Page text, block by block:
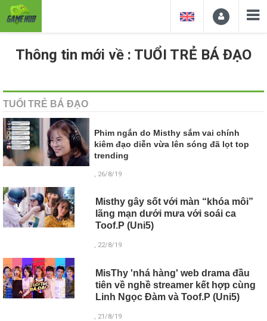
Thông tin mới về : TUỔI TRẺ BÁ ĐẠO
TUỔI TRẺ BÁ ĐẠO
Phim ngắn do Misthy sắm vai chính
kiêm đạo diễn vừa lên sóng đã lọt top
trending
, 26/8/19
Misthy gây sốt với màn “khóa môi”
lãng mạn dưới mưa với soái ca
Toof.P (Uni5)
, 22/8/19
MisThy 'nhá hàng' web drama đầu
tiên về nghề streamer kết hợp cùng
Linh Ngọc Đàm và Toof.P (Uni5)
, 21/8/19